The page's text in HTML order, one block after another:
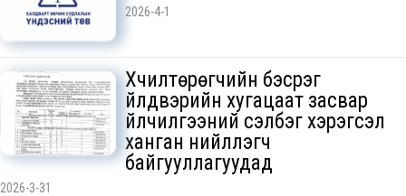
2026-4-1
Хүчилтөрөгчийн бэсрэг
үйлдвэрийн хугацаат засвар
үйлчилгээний сэлбэг хэрэгсэл
ханган нийлүүлэгч
байгууллагуудад
2026-3-31